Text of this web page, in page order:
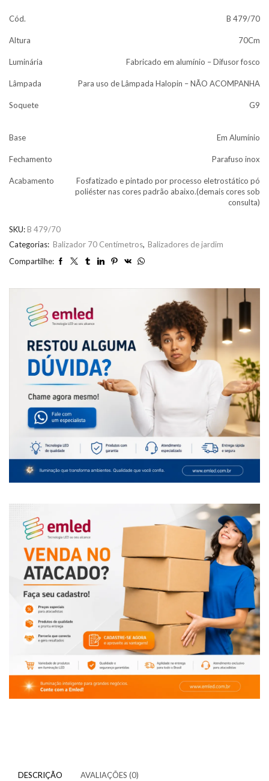
Cód. B 479/70
Altura 70Cm
Luminária Fabricado em alumínio – Difusor fosco
Lâmpada Para uso de Lâmpada Halopin – NÃO ACOMPANHA
Soquete G9
Base Em Alumínio
Fechamento Parafuso inox
Acabamento
Fosfatizado e pintado por processo eletrostático pó
poliéster nas cores padrão abaixo.(demais cores sob
consulta)
SKU: B 479/70
Categorias: Balizador 70 Centímetros, Balizadores de jardim
Compartilhe:
DESCRIÇÃO AVALIAÇÕES (0)